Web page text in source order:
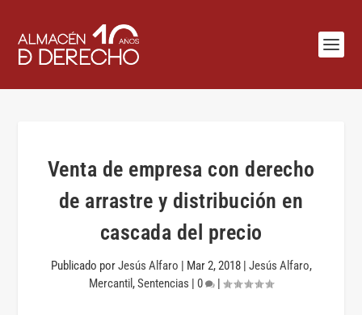
Venta de empresa con derecho
de arrastre y distribución en
cascada del precio
Publicado porJesús Alfaro | Mar 2, 2018| Jesús Alfaro,
Mercantil ,Sentencias | 0 |